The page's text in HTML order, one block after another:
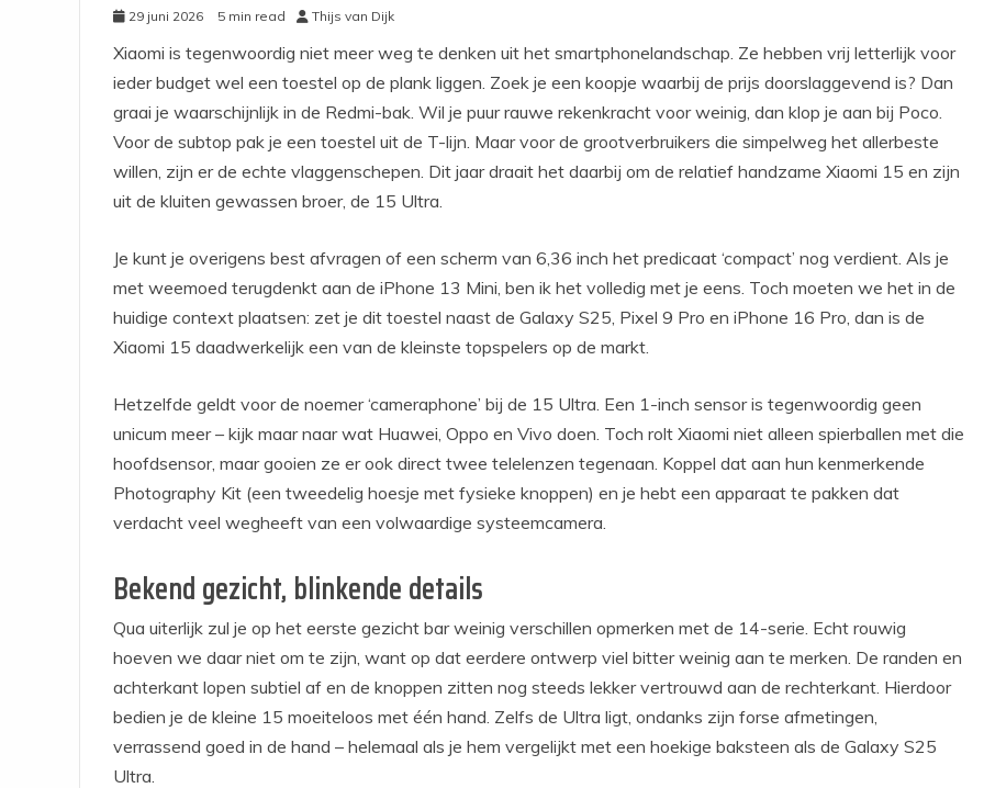
29 juni 2026 5 min read Thijs van Dijk
Xiaomi is tegenwoordig niet meer weg te denken uit het smartphonelandschap. Ze hebben vrij letterlijk voor
ieder budget wel een toestel op de plank liggen. Zoek je een koopje waarbij de prijs doorslaggevend is? Dan
graai je waarschijnlijk in de Redmi-bak. Wil je puur rauwe rekenkracht voor weinig, dan klop je aan bij Poco.
Voor de subtop pak je een toestel uit de T-lijn. Maar voor de grootverbruikers die simpelweg het allerbeste
willen, zijn er de echte vlaggenschepen. Dit jaar draait het daarbij om de relatief handzame Xiaomi 15 en zijn
uit de kluiten gewassen broer, de 15 Ultra.
Je kunt je overigens best afvragen of een scherm van 6,36 inch het predicaat ‘compact’ nog verdient. Als je
met weemoed terugdenkt aan de iPhone 13 Mini, ben ik het volledig met je eens. Toch moeten we het in de
huidige context plaatsen: zet je dit toestel naast de Galaxy S25, Pixel 9 Pro en iPhone 16 Pro, dan is de
Xiaomi 15 daadwerkelijk een van de kleinste topspelers op de markt.
Hetzelfde geldt voor de noemer ‘cameraphone’ bij de 15 Ultra. Een 1-inch sensor is tegenwoordig geen
unicum meer – kijk maar naar wat Huawei, Oppo en Vivo doen. Toch rolt Xiaomi niet alleen spierballen met die
hoofdsensor, maar gooien ze er ook direct twee telelenzen tegenaan. Koppel dat aan hun kenmerkende
Photography Kit (een tweedelig hoesje met fysieke knoppen) en je hebt een apparaat te pakken dat
verdacht veel wegheeft van een volwaardige systeemcamera.
Bekend gezicht, blinkende details
Qua uiterlijk zul je op het eerste gezicht bar weinig verschillen opmerken met de 14-serie. Echt rouwig
hoeven we daar niet om te zijn, want op dat eerdere ontwerp viel bitter weinig aan te merken. De randen en
achterkant lopen subtiel af en de knoppen zitten nog steeds lekker vertrouwd aan de rechterkant. Hierdoor
bedien je de kleine 15 moeiteloos met één hand. Zelfs de Ultra ligt, ondanks zijn forse afmetingen,
verrassend goed in de hand – helemaal als je hem vergelijkt met een hoekige baksteen als de Galaxy S25
Ultra.